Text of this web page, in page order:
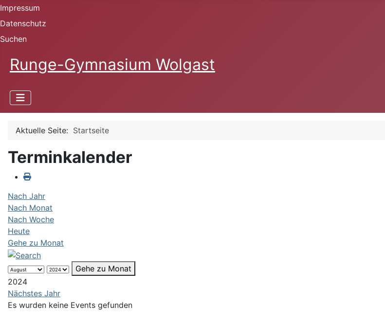
Impressum
Datenschutz
Suchen
Runge-Gymnasium Wolgast
Aktuelle Seite: Startseite
Terminkalender
Nach Jahr
Nach Monat
Nach Woche
Heute
Gehe zu Monat
Gehe zu Monat
2024
Nächstes Jahr
Es wurden keine Events gefunden